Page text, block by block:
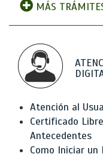
MÁS
Atención al
Certificado
Antecedentes
Como Iniciar un